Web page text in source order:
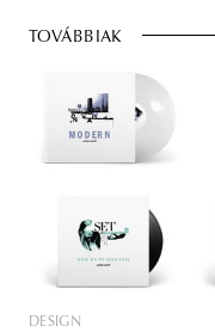
TOVÁBBIAK
DESIGN